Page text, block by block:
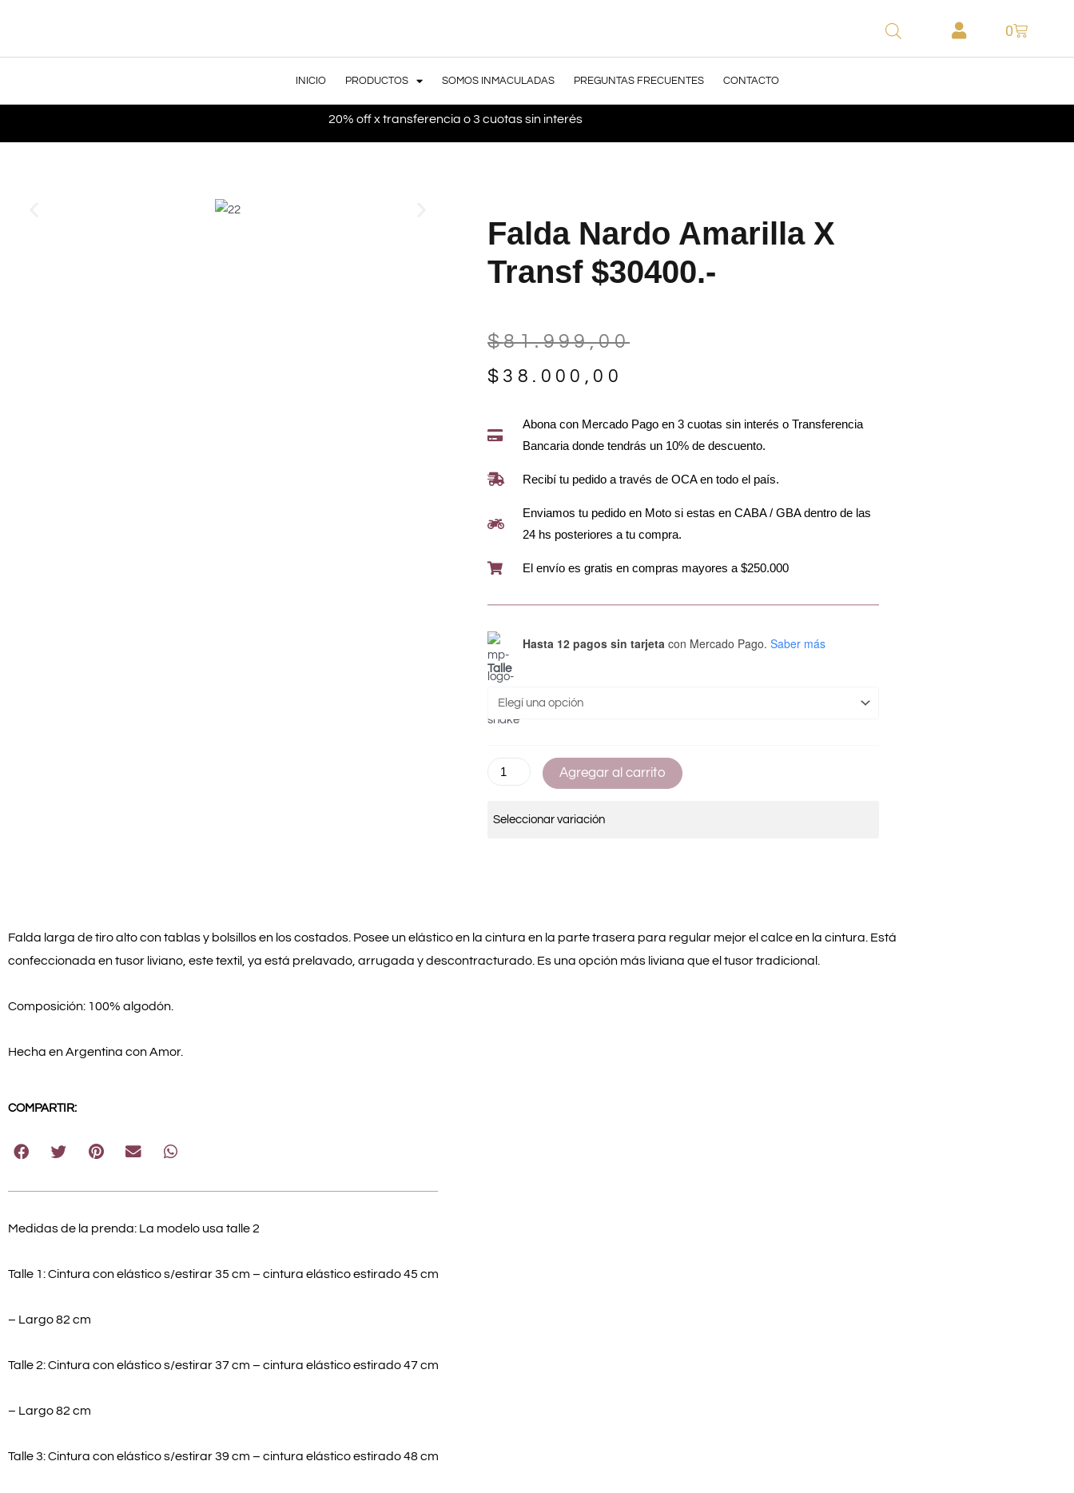
0
INICIO PRODUCTOS SOMOS INMACULADAS PREGUNTAS FRECUENTES CONTACTO
20% off x transferencia o 3 cuotas sin interés
Falda Nardo Amarilla X
Transf $30400.-
$81.999,00
$ 38.000,00
Abona con Mercado Pago en 3 cuotas sin interés o Transferencia
Bancaria donde tendrás un 10% de descuento.
Recibí tu pedido a través de OCA en todo el país.
Enviamos tu pedido en Moto si estas en CABA / GBA dentro de las
24 hs posteriores a tu compra.
El envío es gratis en compras mayores a $250.000
Hasta 12 pagos sin tarjeta con Mercado Pago. Saber más
Talle
Agregar al carrito
Seleccionar variación
Falda larga de tiro alto con tablas y bolsillos en los costados. Posee un elástico en la cintura en la parte trasera para regular mejor el calce en la cintura. Está
confeccionada en tusor liviano, este textil, ya está prelavado, arrugada y descontracturado. Es una opción más liviana que el tusor tradicional.
Composición: 100% algodón.
Hecha en Argentina con Amor.
COMPARTIR:
Medidas de la prenda: La modelo usa talle 2
Talle 1: Cintura con elástico s/estirar 35 cm – cintura elástico estirado 45 cm
– Largo 82 cm
Talle 2: Cintura con elástico s/estirar 37 cm – cintura elástico estirado 47 cm
– Largo 82 cm
Talle 3: Cintura con elástico s/estirar 39 cm – cintura elástico estirado 48 cm